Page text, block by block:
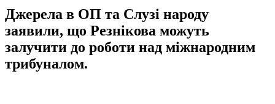
Джерела в ОП та Слузі народу
заявили, що Резнікова можуть
залучити до роботи над міжнародним
трибуналом.